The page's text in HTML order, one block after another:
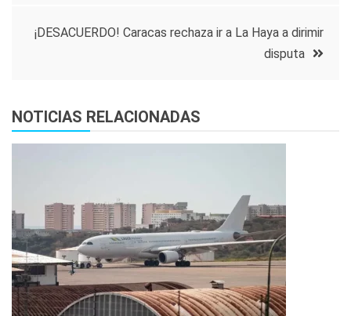
entradas
¡DESACUERDO! Caracas rechaza ir a La Haya a dirimir
disputa
NOTICIAS RELACIONADAS